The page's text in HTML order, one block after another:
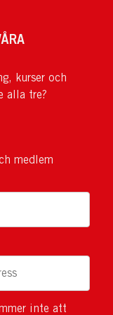
kurser och
alla tre?
medlem
inte att